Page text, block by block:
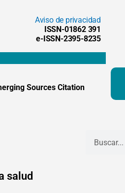
Aviso de privacidad
ISSN-01862 391
e-ISSN-2395-8235
Sources Citation
salud